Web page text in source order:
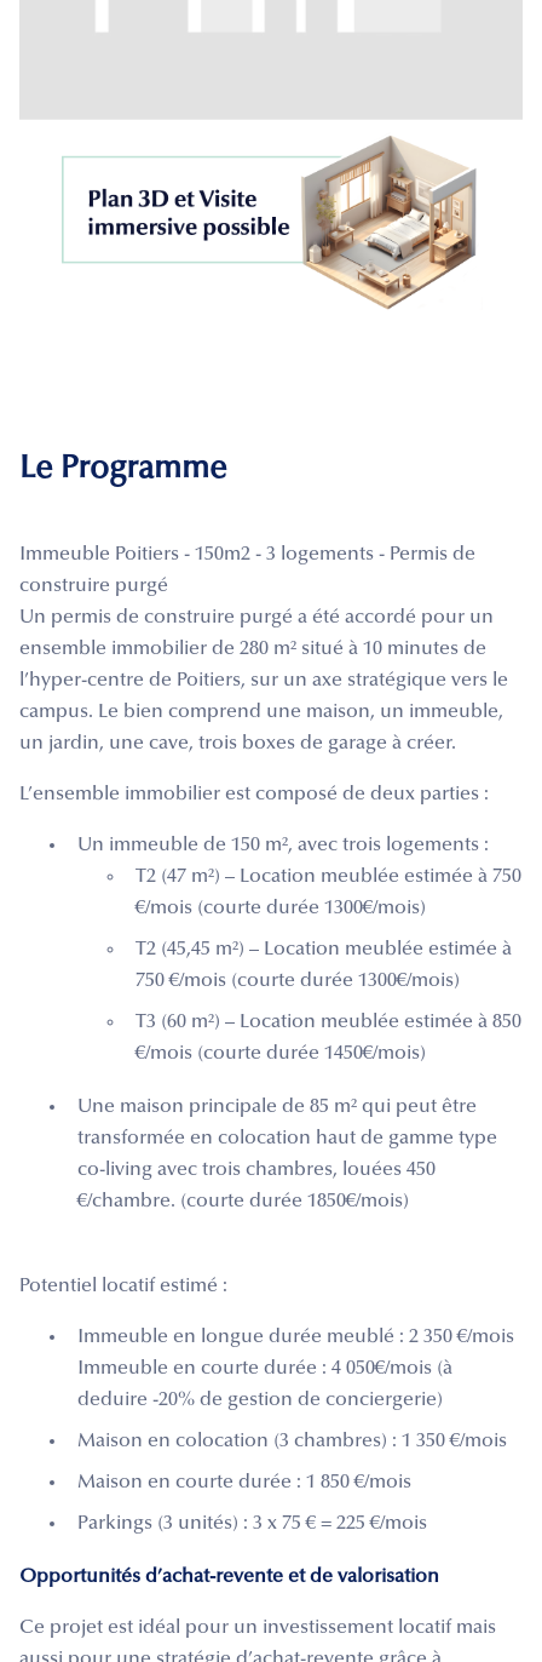
Le Programme
Immeuble Poitiers - 150m2 - 3 logements - Permis de
construire purgé
Un permis de construire purgé a été accordé pour un
ensemble immobilier de 280 m² situé à 10 minutes de
l’hyper-centre de Poitiers, sur un axe stratégique vers le
campus. Le bien comprend une maison, un immeuble,
un jardin, une cave, trois boxes de garage à créer.
L’ensemble immobilier est composé de deux parties :
Un immeuble de 150 m², avec trois logements :
T2 (47 m²) – Location meublée estimée à 750
€/mois (courte durée 1300€/mois)
T2 (45,45 m²) – Location meublée estimée à
750 €/mois (courte durée 1300€/mois)
T3 (60 m²) – Location meublée estimée à 850
€/mois (courte durée 1450€/mois)
Une maison principale de 85 m² qui peut être
transformée en colocation haut de gamme type
co-living avec trois chambres, louées 450
€/chambre. (courte durée 1850€/mois)
Potentiel locatif estimé :
Immeuble en longue durée meublé : 2 350 €/mois
Immeuble en courte durée : 4 050€/mois (à
deduire -20% de gestion de conciergerie)
Maison en colocation (3 chambres) : 1 350 €/mois
Maison en courte durée : 1 850 €/mois
Parkings (3 unités) : 3 x 75 € = 225 €/mois
Opportunités d’achat-revente et de valorisation
Ce projet est idéal pour un investissement locatif mais